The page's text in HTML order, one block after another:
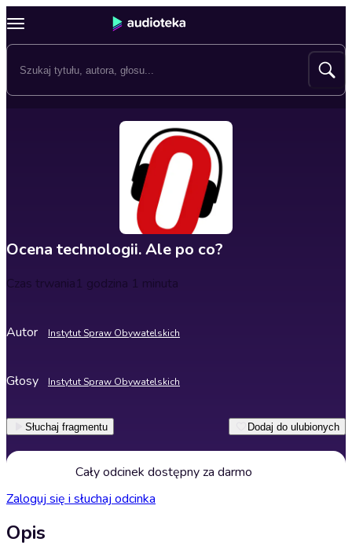
Ocena technologii. Ale po co?
Czas trwania1 godzina 1 minuta
Autor Instytut Spraw Obywatelskich
Głosy Instytut Spraw Obywatelskich
Słuchaj fragmentu Dodaj do ulubionych
Cały odcinek dostępny za darmo
Zaloguj się i słuchaj odcinka
Opis